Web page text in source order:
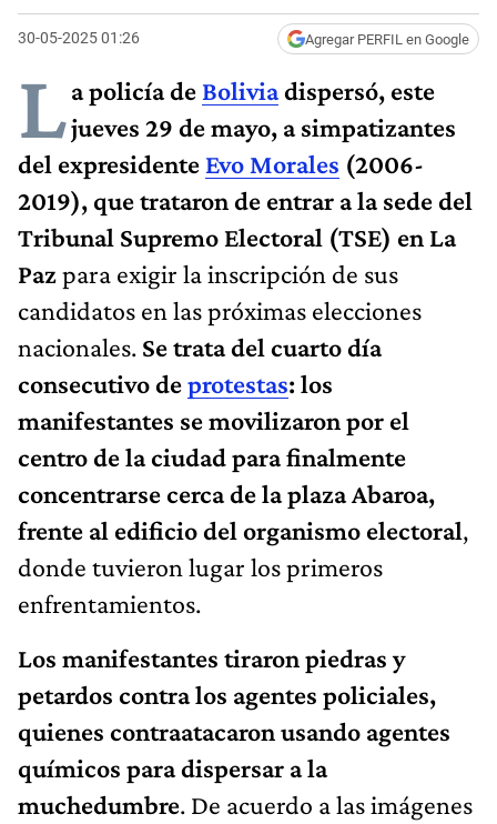
30-05-2025 01:26 Agregar PERFIL en Google
La policía de Boliviadispersó, este
jueves 29 de mayo, a simpatizantes
del expresidente Evo Morales (2006-
2019), que trataron de entrar a la sede del
Tribunal Supremo Electoral (TSE) en La
Pazpara exigir la inscripción de sus
candidatos en las próximas elecciones
nacionales. Se trata del cuarto día
consecutivo deprotestas: los
manifestantes se movilizaron por el
centro de la ciudad para finalmente
concentrarse cerca de la plaza Abaroa,
frente al edificio del organismo electoral,
donde tuvieron lugar los primeros
enfrentamientos.
Los manifestantes tiraron piedras y
petardos contra los agentes policiales,
quienes contraatacaron usando agentes
químicos para dispersar a la
muchedumbre. De acuerdo a las imágenes